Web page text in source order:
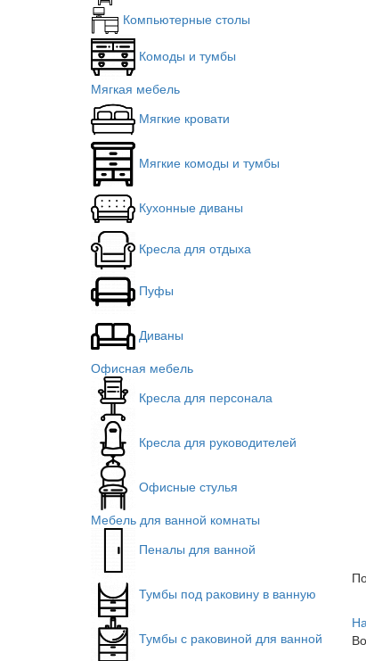
Компьютерные столы
Комоды и тумбы
Мягкая мебель
Мягкие кровати
Мягкие комоды и тумбы
Кухонные диваны
Кресла для отдыха
Пуфы
Диваны
Офисная мебель
Кресла для персонала
Кресла для руководителей
Офисные стулья
Мебель для ванной комнаты
Пеналы для ванной
Тумбы под раковину в ванную
Тумбы с раковиной для ванной